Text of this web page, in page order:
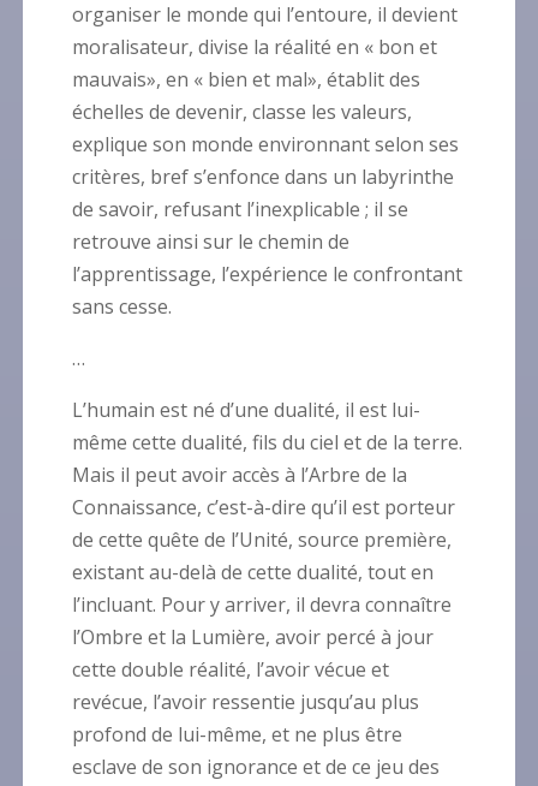
organiser le monde qui l’entoure, il devient
moralisateur, divise la réalité en « bon et
mauvais», en « bien et mal», établit des
échelles de devenir, classe les valeurs,
explique son monde environnant selon ses
critères, bref s’enfonce dans un labyrinthe
de savoir, refusant l’inexplicable ; il se
retrouve ainsi sur le chemin de
l’apprentissage, l’expérience le confrontant
sans cesse.
…
L’humain est né d’une dualité, il est lui-
même cette dualité, fils du ciel et de la terre.
Mais il peut avoir accès à l’Arbre de la
Connaissance, c’est-à-dire qu’il est porteur
de cette quête de l’Unité, source première,
existant au-delà de cette dualité, tout en
l’incluant. Pour y arriver, il devra connaître
l’Ombre et la Lumière, avoir percé à jour
cette double réalité, l’avoir vécue et
revécue, l’avoir ressentie jusqu’au plus
profond de lui-même, et ne plus être
esclave de son ignorance et de ce jeu des